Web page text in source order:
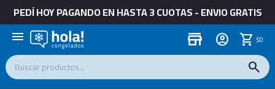
PEDÍ HOY PAGANDO EN HASTA 3 CUOTAS - ENVIO GRATIS
menu store $0